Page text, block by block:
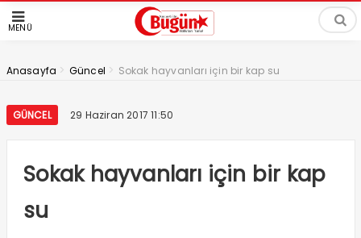
MENÜ
Anasayfa > Güncel > Sokak hayvanları için bir kap su
GÜNCEL 29 Haziran 2017 11:50
Sokak hayvanları için bir kap
su